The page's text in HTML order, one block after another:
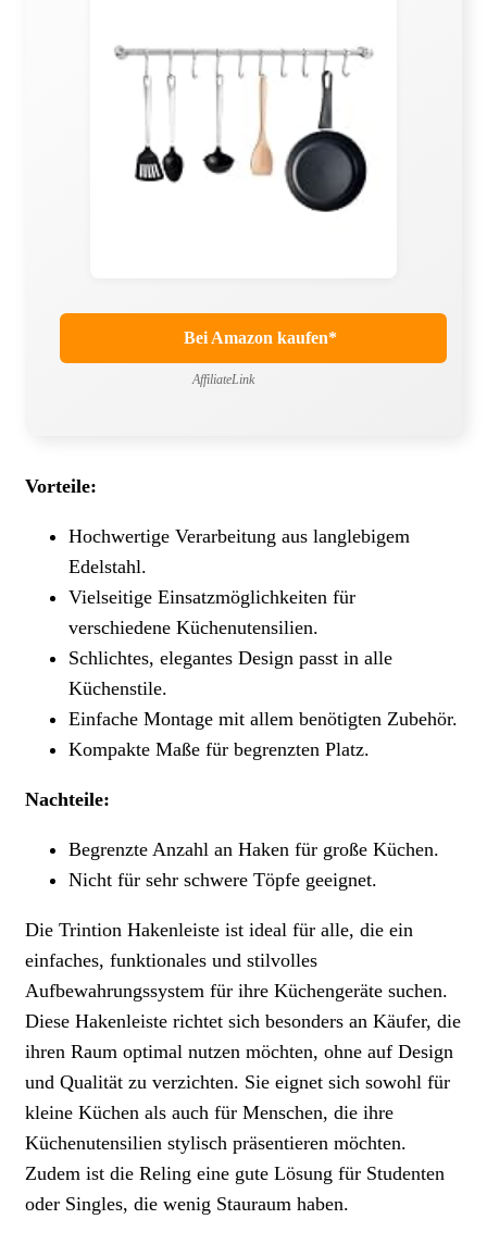
Bei Amazon kaufen*
AffiliateLink
Vorteile:
Hochwertige Verarbeitung aus langlebigem
Edelstahl.
Vielseitige Einsatzmöglichkeiten für
verschiedene Küchenutensilien.
Schlichtes, elegantes Design passt in alle
Küchenstile.
Einfache Montage mit allem benötigten Zubehör.
Kompakte Maße für begrenzten Platz.
Nachteile:
Begrenzte Anzahl an Haken für große Küchen.
Nicht für sehr schwere Töpfe geeignet.
Die Trintion Hakenleiste ist ideal für alle, die ein
einfaches, funktionales und stilvolles
Aufbewahrungssystem für ihre Küchengeräte suchen.
Diese Hakenleiste richtet sich besonders an Käufer, die
ihren Raum optimal nutzen möchten, ohne auf Design
und Qualität zu verzichten. Sie eignet sich sowohl für
kleine Küchen als auch für Menschen, die ihre
Küchenutensilien stylisch präsentieren möchten.
Zudem ist die Reling eine gute Lösung für Studenten
oder Singles, die wenig Stauraum haben.